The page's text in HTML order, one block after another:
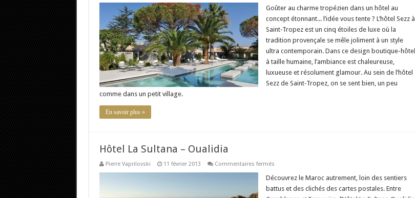
Sezz
Saint-
Tropez
Goûter au charme tropézien dans un hôtel au
concept étonnant... l’idée vous tente ? L’hôtel Sezz à
Saint-Tropez est un cinq étoiles de luxe où la
tradition provençale se mêle joliment à un style
ultra contemporain. Dans ce design boutique-hôtel
à taille humaine, l’ambiance est chaleureuse,
luxueuse et résolument glamour. Au sein de l’hôtel
Sezz de Saint-Tropez, on se sent bien, un peu
comme dans un petit village.
En savoir plus »
Hôtel La Sultana – Oualidia
Pierre Vaprilovski 11 février 2013 Commentaires ferméssur
La
–
Découvrez le Maroc autrement, loin des sentiers
battus et des clichés des cartes postales. Entre